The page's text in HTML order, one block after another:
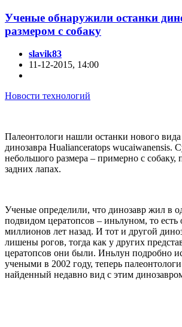
Ученые обнаружили останки
размером с собаку
slavik83
11-12-2015, 14:00
Новости технологий
Палеонтологи нашли останки нового вида
динозавра Hualianceratops wucaiwanensis.
небольшого размера – примерно с собаку,
задних лапах.
Ученые определили, что динозавр жил в
подвидом цератопсов – иньлуном, то есть
миллионов лет назад. И тот и другой
лишены рогов, тогда как у других
цератопсов они были. Иньлун подробно
учеными в 2002 году, теперь
найденный недавно вид с этим